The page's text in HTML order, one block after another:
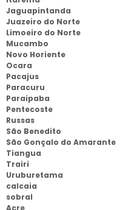
Jaguapintanda
Juazeiro do Norte
Limoeiro do Norte
Mucambo
Novo Horiente
Ocara
Pacajus
Paracuru
Paraipaba
Pentecoste
Russas
São Benedito
São Gonçalo do Amarante
Tiangua
Trairi
Uruburetama
calcaia
sobral
Acre